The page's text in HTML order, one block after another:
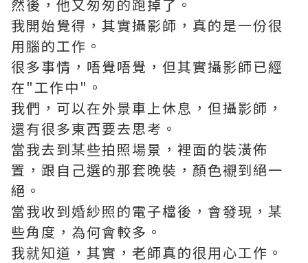
然後，他又匆匆的跑掉了。
我開始覺得，其實攝影師，真的是一份很
用腦的工作。
很多事情，唔覺唔覺，但其實攝影師已經
在"工作中"。
我們，可以在外景車上休息，但攝影師，
還有很多東西要去思考。
當我去到某些拍照場景，裡面的裝潢佈
置，跟自己選的那套晚裝，顏色襯到絕一
絕。
當我收到婚紗照的電子檔後，會發現，某
些角度，為何會較多。
我就知道，其實，老師真的很用心工作。